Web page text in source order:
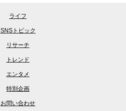
ライフ
SNSトピック
リサーチ
トレンド
エンタメ
特別企画
お問い合わせ